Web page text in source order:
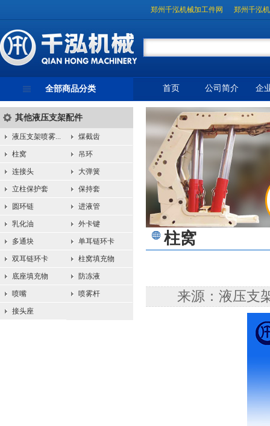
郑州千泓机械加工件网 郑州千泓
全部商品分类
其他液压支架配件
液压支架喷雾... 煤截齿
柱窝 吊环
连接头 大弹簧
立柱保护套 保持套
圆环链 进液管
乳化油 外卡键
多通块 单耳链环卡
双耳链环卡 柱窝填充物
底座填充物 防冻液
喷嘴 喷雾杆
接头座
首页 公司简介 企
柱窝
来源：液压支